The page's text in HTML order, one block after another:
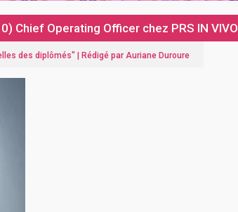
Chief Operating Officer chez PRS IN VIVO
des diplômés" | Rédigé par Auriane Duroure